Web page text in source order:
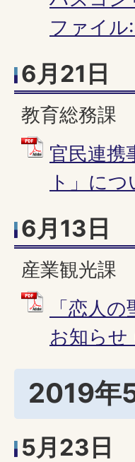
ファイル
6月21日
教育総務課
官民連携
ト」に
6月13日
産業観光課
「恋人
お知ら
2019年
5月23日